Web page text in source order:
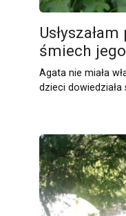
śmiech
Agata nie miała
dzieci dowiedziała